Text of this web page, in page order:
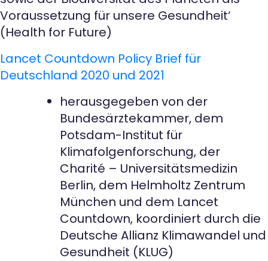
Voraussetzung für unsere Gesundheit‘
(Health for Future)
Lancet Countdown Policy Brief für
Deutschland 2020 und 2021
herausgegeben von der
Bundesärztekammer, dem
Potsdam-Institut für
Klimafolgenforschung, der
Charité – Universitätsmedizin
Berlin, dem Helmholtz Zentrum
München und dem Lancet
Countdown, koordiniert durch die
Deutsche Allianz Klimawandel und
Gesundheit (KLUG)